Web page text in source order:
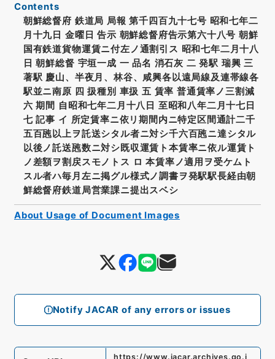
Notify JACAR of any errors or issues
Contents
朝鮮総督府 鉄道局 局報 第千四百九十七号 昭和七年二
月十九日 金曜日 告示 朝鮮総督府告示第六十八号 朝鮮
国有鉄道貨物運賃ニ付左ノ通割引ス 昭和七年二月十八
日 朝鮮総督 宇垣一成 一 品名 消石灰 二 発駅 瑞興 三
著駅 慶山、半夜月、林谷、咸興各以遠局線及連帯線各
駅並ニ南原 四 扱種別 車扱 五 賃率 普通賃率ノ三割減
六 期間 自昭和七年二月十八日 至昭和八年二月十七日
七 記事 イ 所定賃率ニ依リ期間内ニ特定区間通計二千
五百瓲以上ヲ託送シタル者ニ対シ千六百瓲ニ達シタル
以後ノ託送瓲数ニ対シ既収運賃ト本賃率ニ依ル運賃ト
ノ差額ヲ割戻スモノトス ロ 本賃率ノ適用ヲ受ケムト
スル者ハ毎月左ニ掲グル様式ノ調書ヲ発駅駅長経由朝
鮮総督府鉄道局営業課ニ提出スベシ
https://www.jacar.archives.go.j
About Usage of Document Images